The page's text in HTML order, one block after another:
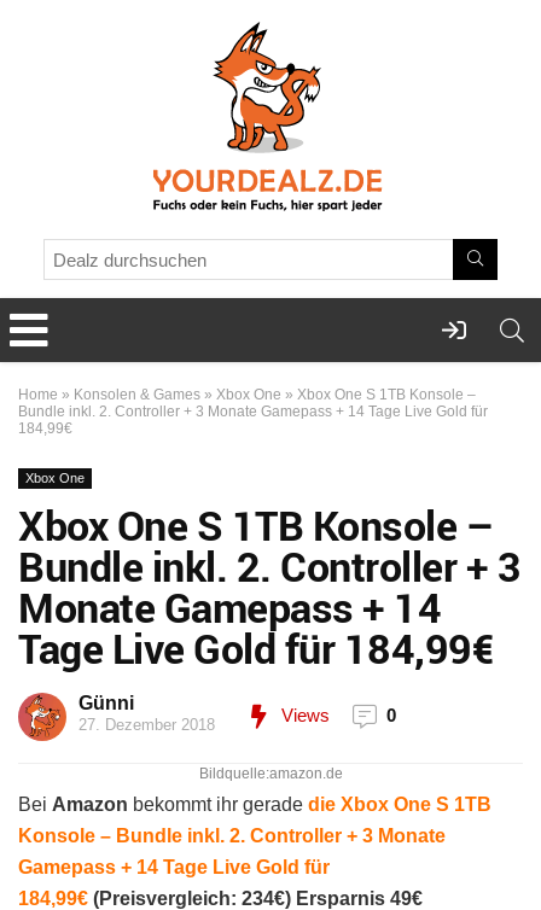
Home » Konsolen & Games » Xbox One » Xbox One S 1TB Konsole –
Bundle inkl. 2. Controller + 3 Monate Gamepass + 14 Tage Live Gold für
184,99€
Xbox One
Xbox One S 1TB Konsole –
Bundle inkl. 2. Controller + 3
Monate Gamepass + 14
Tage Live Gold für 184,99€
Günni
27. Dezember 2018 Views 0
Bildquelle:amazon.de
Bei Amazon bekommt ihr gerade die Xbox One S 1TB
Konsole – Bundle inkl. 2. Controller + 3 Monate
Gamepass + 14 Tage Live Gold für
184,99€ (Preisvergleich: 234€) Ersparnis 49€